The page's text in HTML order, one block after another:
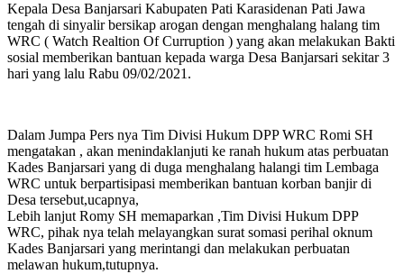
Kepala Desa Banjarsari Kabupaten Pati Karasidenan Pati Jawa
tengah di sinyalir bersikap arogan dengan menghalang halang tim
WRC ( Watch Realtion Of Curruption ) yang akan melakukan Bakti
sosial memberikan bantuan kepada warga Desa Banjarsari sekitar 3
hari yang lalu Rabu 09/02/2021.
Dalam Jumpa Pers nya Tim Divisi Hukum DPP WRC Romi SH
mengatakan , akan menindaklanjuti ke ranah hukum atas perbuatan
Kades Banjarsari yang di duga menghalang halangi tim Lembaga
WRC untuk berpartisipasi memberikan bantuan korban banjir di
Desa tersebut,ucapnya,
Lebih lanjut Romy SH memaparkan ,Tim Divisi Hukum DPP
WRC, pihak nya telah melayangkan surat somasi perihal oknum
Kades Banjarsari yang merintangi dan melakukan perbuatan
melawan hukum,tutupnya.